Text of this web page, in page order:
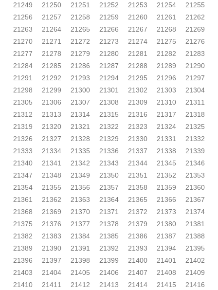
21249
21250 21251 21252 21253 21254
21255
21256
21257 21258 21259 21260 21261
21262
21263
21264 21265 21266 21267 21268
21269
21270
21271 21272 21273 21274 21275
21276
21277
21278 21279 21280 21281 21282
21283
21284
21285 21286 21287 21288 21289
21290
21291
21292 21293 21294 21295 21296
21297
21298
21299 21300 21301 21302 21303
21304
21305
21306 21307 21308 21309 21310
21311
21312
21313 21314 21315 21316 21317
21318
21319
21320 21321 21322 21323 21324
21325
21326
21327 21328 21329 21330 21331
21332
21333
21334 21335 21336 21337 21338
21339
21340
21341 21342 21343 21344 21345
21346
21347
21348 21349 21350 21351 21352
21353
21354
21355 21356 21357 21358 21359
21360
21361
21362 21363 21364 21365 21366
21367
21368
21369 21370 21371 21372 21373
21374
21375
21376 21377 21378 21379 21380
21381
21382
21383 21384 21385 21386 21387
21388
21389
21390 21391 21392 21393 21394
21395
21396
21397 21398 21399 21400 21401
21402
21403
21404 21405 21406 21407 21408
21409
21410
21411 21412 21413 21414 21415
21416